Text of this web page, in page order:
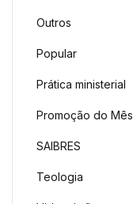
Outros
Popular
Prática ministerial
Promoção do Mês
SAIBRES
Teologia